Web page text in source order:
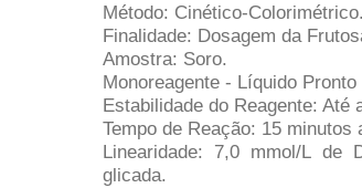
Método: Cinético-Colorimétrico.
Finalidade: Dosagem da
Amostra: Soro.
Monoreagente - Líquido
Estabilidade do Reagente: Até
Tempo de Reação: 15 minutos
Linearidade: 7,0 mmol/L de
glicada.